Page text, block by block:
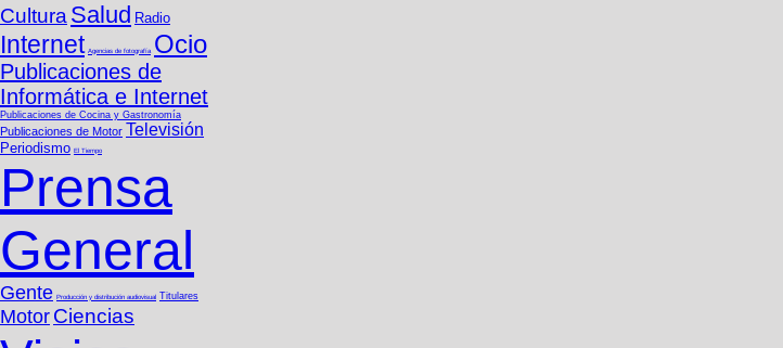
Cultura Salud Radio
Internet Agencias de fotografí­a Ocio
Publicaciones de
Informática e Internet
Publicaciones de Cocina y Gastronomí­a
Publicaciones de Motor Televisión
Periodismo El Tiempo
Prensa
General
Gente Producción y distribución audiovisual Titulares
Motor Ciencias